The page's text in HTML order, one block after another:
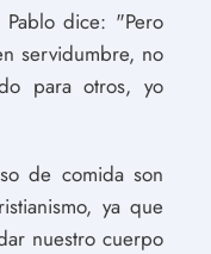
dice: "Pero
servidumbre, no
para otros, yo
de comida son
ya que
nuestro cuerpo